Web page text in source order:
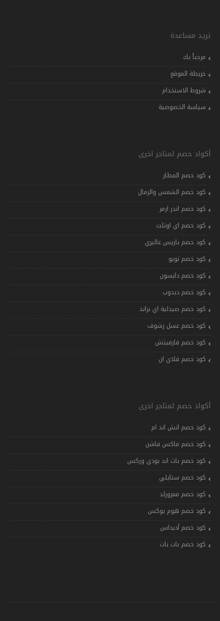
تريد مساعدة
مرحباً بك
خريطة الموقع
شروط الاستخدام
سياسة الخصوصية
أكواد خصم لمتاجر اخرى
كود خصم المطار
كود خصم الشمس والرمال
كود خصم اندر ارمر
كود خصم اي اوتلت
كود خصم باريس غاليري
كود خصم تويو
كود خصم دايسون
كود خصم دبدوب
كود خصم صيدلية اي براند
كود خصم عسل رشوف
كود خصم فارفيتش
كود خصم فلاي ان
أكواد خصم لمتاجر اخرى
كود خصم اتش اند ام
كود خصم ماكس فاشن
كود خصم باث اند بودي وركس
كود خصم ستايلي
كود خصم ممزورلد
كود خصم هوم بوكس
كود خصم أديداس
كود خصم بات بات